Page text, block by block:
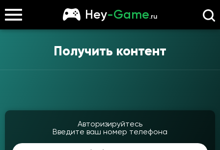
Hey-Game.ru
Получить контент
Авторизируйтесь
Введите ваш номер телефона